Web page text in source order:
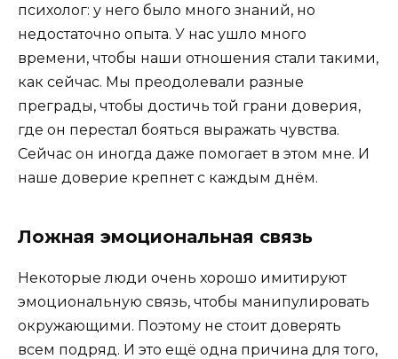
психолог: у него было много знаний, но
недостаточно опыта. У нас ушло много
времени, чтобы наши отношения стали такими,
как сейчас. Мы преодолевали разные
преграды, чтобы достичь той грани доверия,
где он перестал бояться выражать чувства.
Сейчас он иногда даже помогает в этом мне. И
наше доверие крепнет с каждым днём.
Ложная эмоциональная связь
Некоторые люди очень хорошо имитируют
эмоциональную связь, чтобы манипулировать
окружающими. Поэтому не стоит доверять
всем подряд. И это ещё одна причина для того,